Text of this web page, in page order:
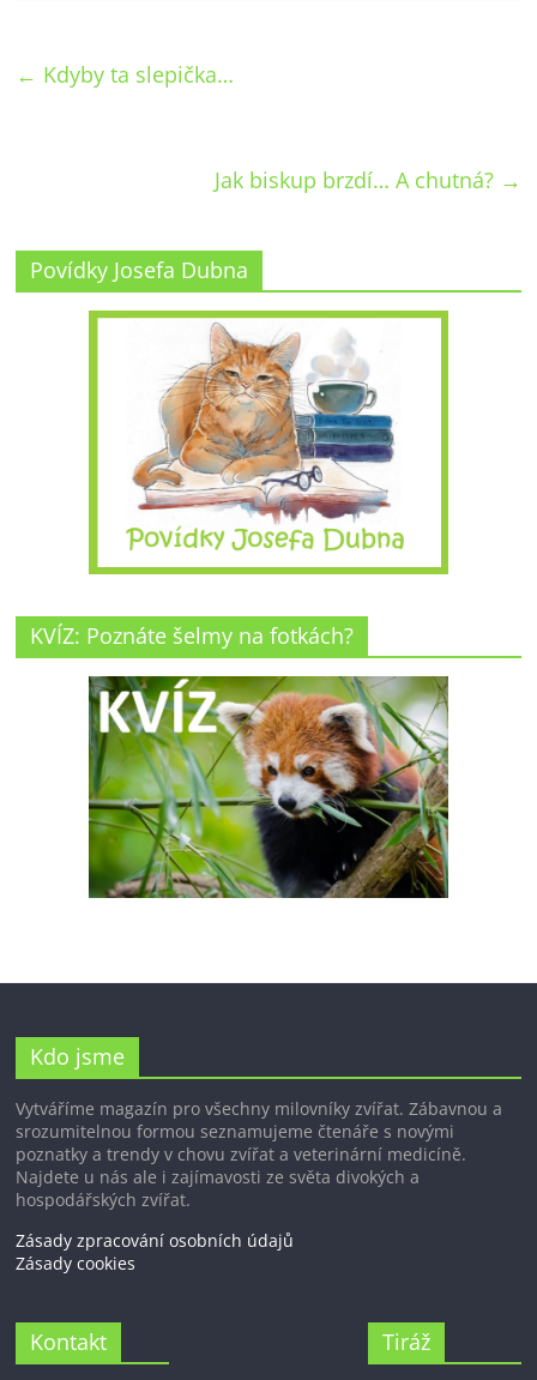
← Kdyby ta slepička…
Jak biskup brzdí… A chutná? →
Povídky Josefa Dubna
KVÍZ: Poznáte šelmy na fotkách?
Kdo jsme
Vytváříme magazín pro všechny milovníky zvířat. Zábavnou a
srozumitelnou formou seznamujeme čtenáře s novými
poznatky a trendy v chovu zvířat a veterinární medicíně.
Najdete u nás ale i zajímavosti ze světa divokých a
hospodářských zvířat.
Zásady zpracování osobních údajů
Zásady cookies
Kontakt Tiráž